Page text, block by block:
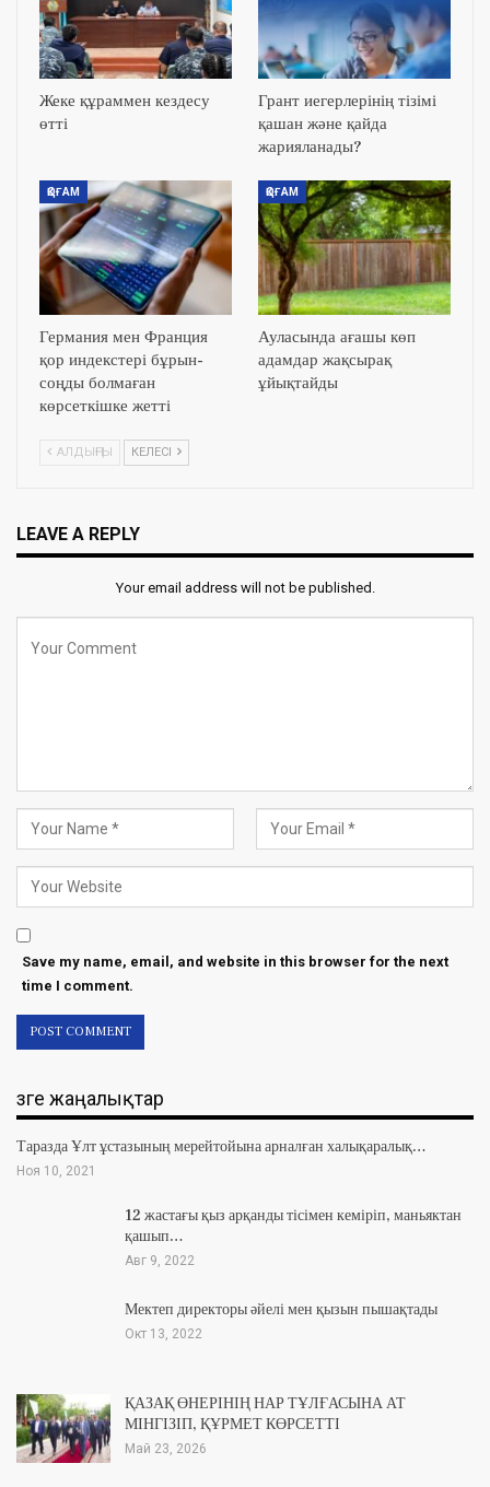
Жеке құраммен кездесу
өтті
Грант иегерлерінің тізімі
қашан және қайда
жарияланады?
ҚОҒАМ
Германия мен Франция
қор индекстері бұрын-
соңды болмаған
көрсеткішке жетті
ҚОҒАМ
Ауласында ағашы көп
адамдар жақсырақ
ұйықтайды
АЛДЫҢҒЫ КЕЛЕСІ
LEAVE A REPLY
Your email address will not be published.
Save my name, email, and website in this browser for the next
time I comment.
Өзге жаңалықтар
Таразда Ұлт ұстазының мерейтойына арналған халықаралық…
Ноя 10, 2021
12 жастағы қыз арқанды тісімен кеміріп, маньяктан
қашып…
Авг 9, 2022
Мектеп директоры әйелі мен қызын пышақтады
Окт 13, 2022
ҚАЗАҚ ӨНЕРІНІҢ НАР ТҰЛҒАСЫНА АТ
МІНГІЗІП, ҚҰРМЕТ КӨРСЕТТІ
Май 23, 2026